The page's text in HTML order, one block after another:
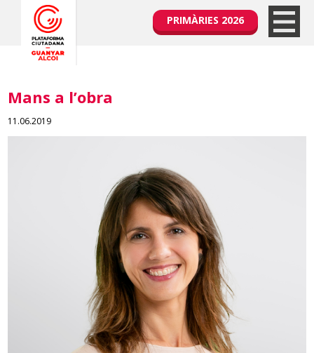
PRIMÀRIES 2026
Mans a l’obra
11.06.2019